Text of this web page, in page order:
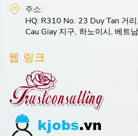
주소:
HQ: R310 No. 23 Duy Tan 거리,
Cau Giay 지구, 하노이시, 베트남
웹 링크